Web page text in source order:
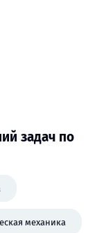
задач по
механика